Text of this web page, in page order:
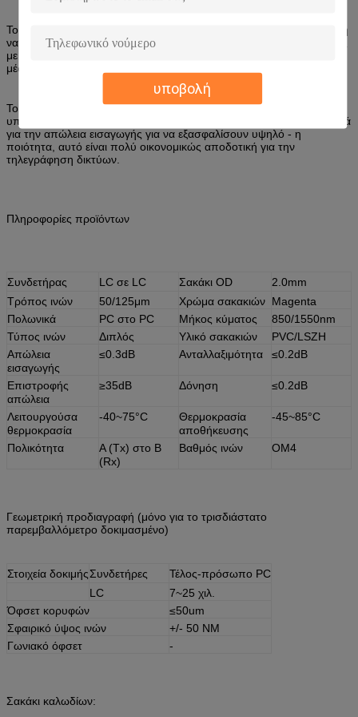
υποβολή
Το σκοινί μπαλωμάτων μπορεί να χρησιμοποιηθεί στη διασύνδεση ή
να διαγώνιος-συνδέσει την πορεία που συνδέει τις εισερχόμενες ίνες
με τον ηλεκτρονικό εξοπλισμό και που παρέχει την επιδιόρθωση
μέσα στις πορείες ινών.
Το σκοινί μπαλωμάτων ινών 10G 50/125μm OM3 συναντά RoHS
υποχωρητικό, και όλα τα καλώδια είναι 100% που εξετάζονται οπτικά
για την απώλεια εισαγωγής για να εξασφαλίσουν υψηλό - η
ποιότητα, αυτό είναι πολύ οικονομικώς αποδοτική για την
τηλεγράφηση δικτύων.
Πληροφορίες προϊόντων
Συνδετήρας LC σε LC Σακάκι OD
2.0mm
Τρόπος ινών
50/125μm Χρώμα σακακιών Magenta
Πολωνικά
PC στο PC Μήκος κύματος
850/1550nm
Τύπος ινών
Διπλός Υλικό σακακιών
PVC/LSZH
Απώλεια
εισαγωγής
≤0.3dB Ανταλλαξιμότητα ≤0.2dB
Επιστροφής
απώλεια
≥35dB Δόνηση ≤0.2dB
Λειτουργούσα
θερμοκρασία
-40~75°C
Θερμοκρασία
αποθήκευσης
-45~85°C
Πολικότητα
Α (Tx) στο Β
(Rx)
Βαθμός ινών OM4
Γεωμετρική προδιαγραφή (μόνο για το τρισδιάστατο
παρεμβαλλόμετρο δοκιμασμένο)
Στοιχεία δοκιμήςΣυνδετήρες
Τέλος-πρόσωπο PC
LC
7~25 χιλ.
Όφσετ κορυφών
≤50um
Σφαιρικό ύψος ινών
+/- 50 NM
Γωνιακό όφσετ
-
Σακάκι καλωδίων: